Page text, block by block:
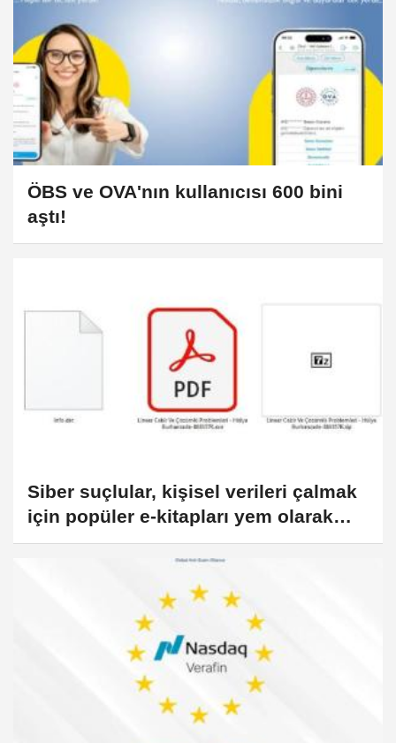
ÖBS ve OVA'nın kullanıcısı 600 bini
aştı!
Siber suçlular, kişisel verileri çalmak
için popüler e-kitapları yem olarak
kullanıyor